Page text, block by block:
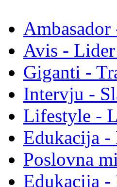
Ambasador
Avis -
Giganti -
Intervju -
Lifestyle -
Edukacija -
Poslovna
Edukacija